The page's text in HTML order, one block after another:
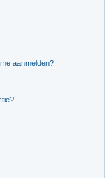
aanmelden?